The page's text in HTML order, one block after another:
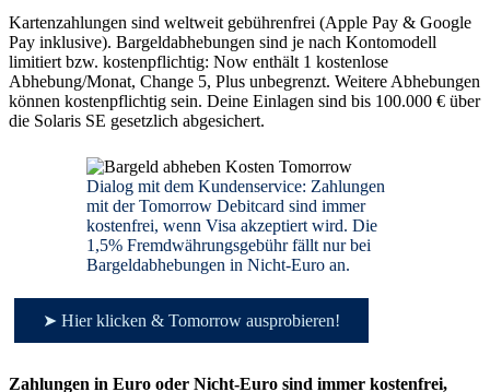
Kartenzahlungen sind weltweit gebührenfrei (Apple Pay & Google
Pay inklusive). Bargeldabhebungen sind je nach Kontomodell
limitiert bzw. kostenpflichtig: Now enthält 1 kostenlose
Abhebung/Monat, Change 5, Plus unbegrenzt. Weitere Abhebungen
können kostenpflichtig sein. Deine Einlagen sind bis 100.000 € über
die Solaris SE gesetzlich abgesichert.
Dialog mit dem Kundenservice: Zahlungen
mit der Tomorrow Debitcard sind immer
kostenfrei, wenn Visa akzeptiert wird. Die
1,5% Fremdwährungsgebühr fällt nur bei
Bargeldabhebungen in Nicht-Euro an.
➤ Hier klicken & Tomorrow ausprobieren!
Zahlungen in Euro oder Nicht-Euro sind immer kostenfrei,